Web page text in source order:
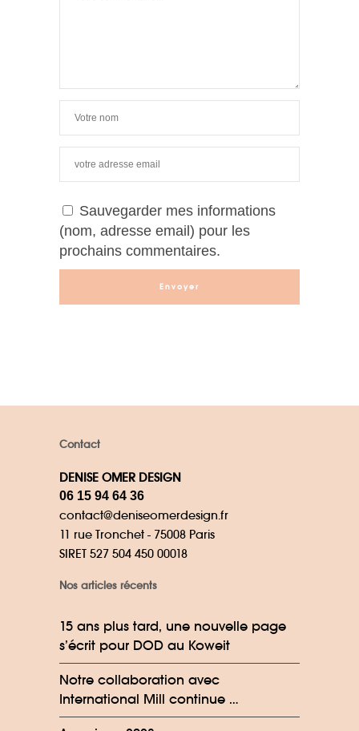
Sauvegarder mes informations
(nom, adresse email) pour les
prochains commentaires.
Contact
DENISE OMER DESIGN
06 15 94 64 36
contact@deniseomerdesign.fr
11 rue Tronchet - 75008 Paris
SIRET 527 504 450 00018
Nos articles récents
15 ans plus tard, une nouvelle page
s’écrit pour DOD au Koweit
Notre collaboration avec
International Mill continue …